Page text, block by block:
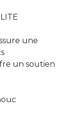
une
un soutien